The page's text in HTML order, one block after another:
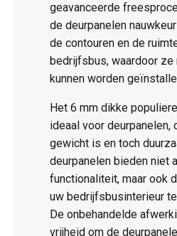
geavanceerde
de deurpanelen
de contouren en de
bedrijfsbus, waardoor
kunnen worden
Het 6 mm dikke
ideaal voor deurpanelen,
gewicht is en toch
deurpanelen bieden niet
functionaliteit, maar ook
uw bedrijfsbusinterieur
De onbehandelde
vrijheid om de